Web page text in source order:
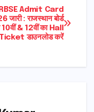
RBSE Admit Card
जारी : राजस्थान बोर्ड
& 12वीं का Hall
Ticket डाउनलोड करें